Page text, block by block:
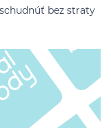
bez straty